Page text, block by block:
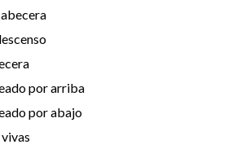
por arriba
por abajo